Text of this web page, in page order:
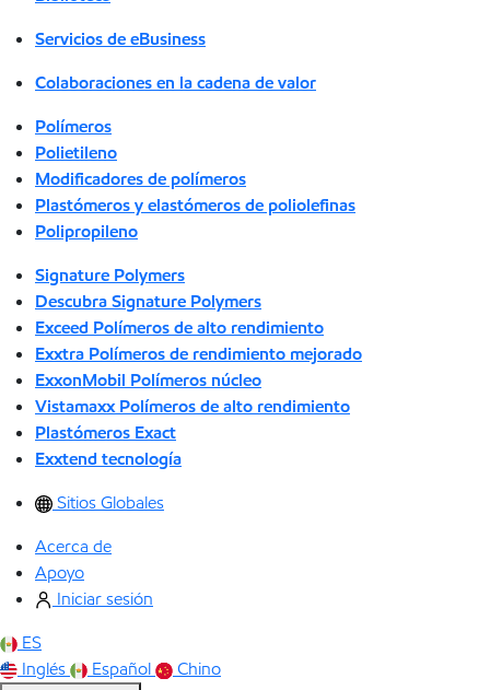
Servicios de eBusiness
Colaboraciones en la cadena de valor
Polímeros
Polietileno
Modificadores de polímeros
Plastómeros y elastómeros de poliolefinas
Polipropileno
Signature Polymers
Descubra Signature Polymers
Exceed Polímeros de alto rendimiento
Exxtra Polímeros de rendimiento mejorado
ExxonMobil Polímeros núcleo
Vistamaxx Polímeros de alto rendimiento
Plastómeros Exact
Exxtend tecnología
Sitios Globales
Acerca de
Apoyo
Iniciar sesión
ES
Inglés
Español
Chino